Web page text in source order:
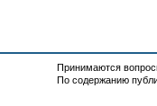
Принимаются
По содержанию